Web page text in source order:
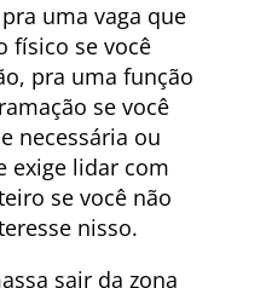
uma vaga que
físico se você
pra uma função
se você
necessária ou
exige lidar com
se você não
nisso.
sair da zona